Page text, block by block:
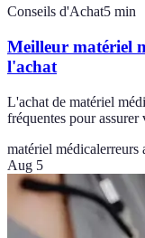
Conseils d'Achat5 min
Meilleur matériel
l'achat
L'achat de matériel
fréquentes pour
matériel médicalerreurs
Aug 5